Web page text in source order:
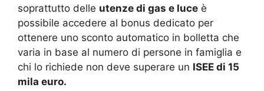
soprattutto delle utenze di gas e luce è
possibile accedere al bonus dedicato per
ottenere uno sconto automatico in bolletta che
varia in base al numero di persone in famiglia e
chi lo richiede non deve superare un ISEE di 15
mila euro.